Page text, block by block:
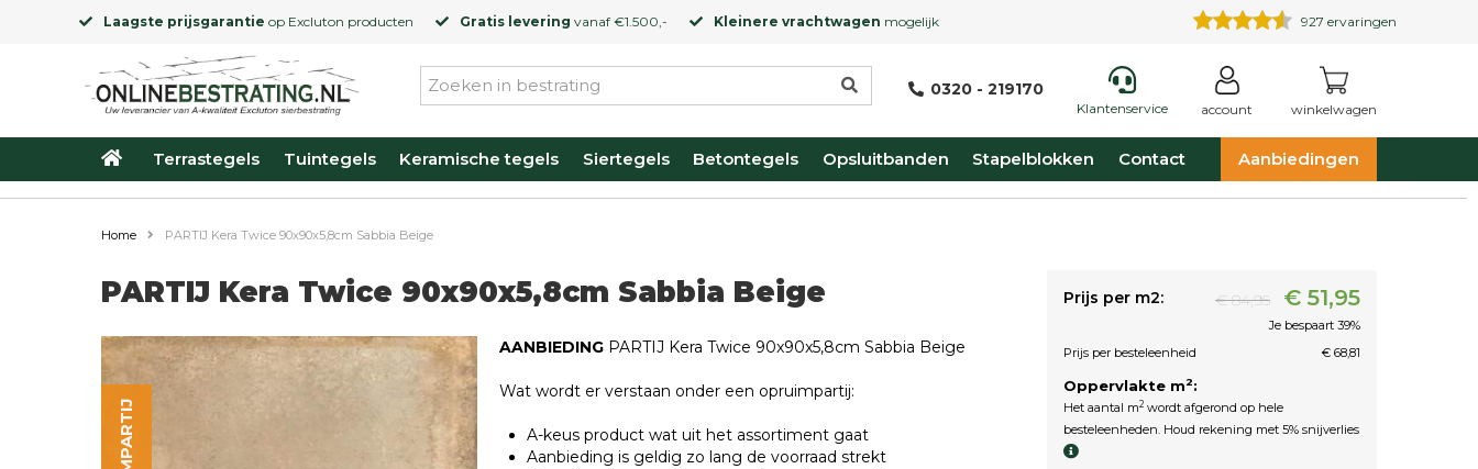
Laagste prijsgarantie op Excluton producten Gratis levering vanaf €1.500,- Kleinere vrachtwagen mogelijk 927 ervaringen
0320 - 219170
Klantenservice account winkelwagen
Terrastegels Tuintegels Keramische tegels Siertegels Betontegels Opsluitbanden Stapelblokken Contact Aanbiedingen
Home PARTIJ Kera Twice 90x90x5,8cm Sabbia Beige
PARTIJ Kera Twice 90x90x5,8cm Sabbia Beige
AANBIEDING PARTIJ Kera Twice 90x90x5,8cm Sabbia Beige
Wat wordt er verstaan onder een opruimpartij:
A-keus product wat uit het assortiment gaat
Aanbieding is geldig zo lang de voorraad strekt
Prijs per m2: € 84,95 € 51,95
Je bespaart 39%
Prijs per besteleenheid
€ 68,81
Oppervlakte m2:
Het aantal m2 wordt afgerond op hele
besteleenheden. Houd rekening met 5% snijverlies